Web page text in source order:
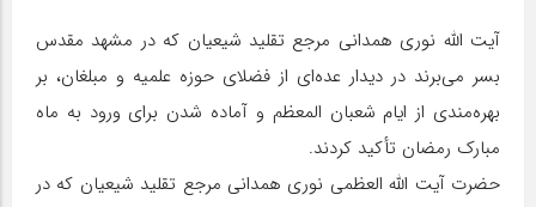
آیت‌ الله نوری همدانی مرجع تقلید شیعیان که در مشهد مقدس
بسر می‌برند در دیدار عده‌ای از فضلای حوزه علمیه و مبلغان، بر
بهره‌مندی از ایام شعبان المعظم و آماده شدن برای ورود به ماه
مبارک رمضان تأکید کردند.
حضرت آیت‌ الله العظمی نوری همدانی مرجع تقلید شیعیان که در